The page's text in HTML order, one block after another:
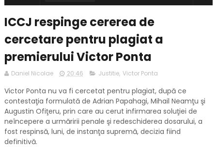
ICCJ respinge cererea de
cercetare pentru plagiat a
premierului Victor Ponta
Daniel Nicolae 20:46 Justitie, Victor Ponta
Victor Ponta nu va fi cercetat pentru plagiat, după ce
contestaţia formulată de Adrian Papahagi, Mihail Neamţu şi
Augustin Ofiţeru, prin care au cerut infirmarea soluţiei de
neîncepere a urmăririi penale şi redeschiderea dosarului, a
fost respinsă, luni, de instanţa supremă, decizia fiind
definitivă.